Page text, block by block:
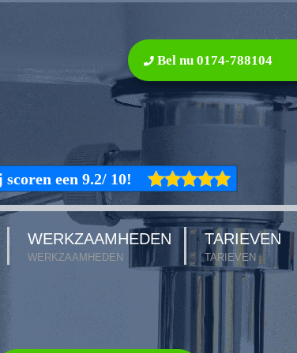
Bel nu 0174-788104
WERKZAAMHEDEN
WERKZAAMHEDEN
TARIEVEN
TARIEVEN